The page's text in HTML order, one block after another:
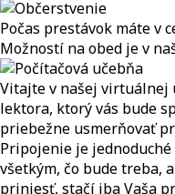
Počas prestávok máte v
Možností na obed je v
Vitajte v našej virtuálnej
lektora, ktorý vás bude
priebežne usmerňovať
Pripojenie je
všetkým, čo bude treba,
priniesť, stačí iba Vaša